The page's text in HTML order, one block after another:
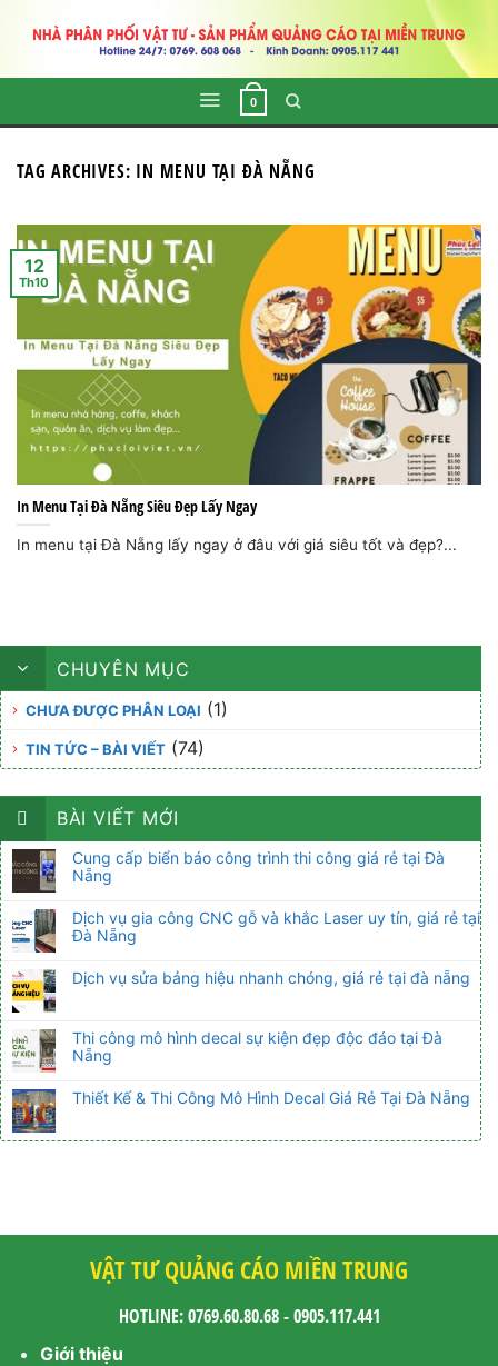
0
TAG ARCHIVES: IN MENU TẠI ĐÀ NẴNG
In Menu Tại Đà Nẵng Siêu Đẹp Lấy Ngay
In menu tại Đà Nẵng lấy ngay ở đâu với giá siêu tốt và đẹp?...
12
Th10
CHUYÊN MỤC
CHƯA ĐƯỢC PHÂN LOẠI (1)
TIN TỨC – BÀI VIẾT (74)
BÀI VIẾT MỚI
Cung cấp biển báo công trình thi công giá rẻ tại Đà
Nẵng
Dịch vụ gia công CNC gỗ và khắc Laser uy tín, giá rẻ tại
Đà Nẵng
Dịch vụ sửa bảng hiệu nhanh chóng, giá rẻ tại đà nẵng
Thi công mô hình decal sự kiện đẹp độc đáo tại Đà
Nẵng
Thiết Kế & Thi Công Mô Hình Decal Giá Rẻ Tại Đà Nẵng
VẬT TƯ QUẢNG CÁO MIỀN TRUNG
HOTLINE: 0769.60.80.68 - 0905.117.441
Giới thiệu